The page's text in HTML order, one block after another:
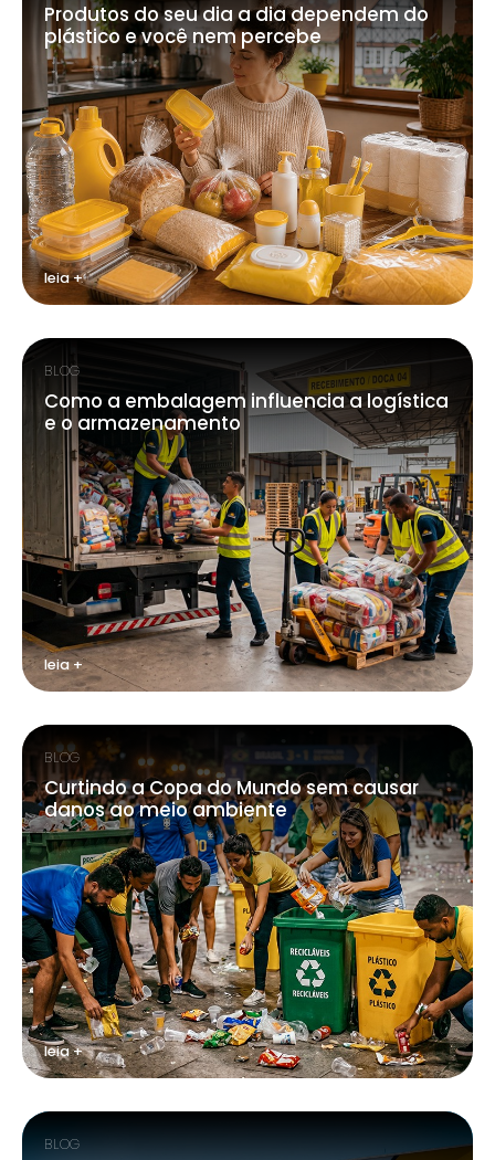
Produtos do seu dia a dia dependem do
plástico e você nem percebe
leia +
BLOG
Como a embalagem influencia a logística
e o armazenamento
leia +
BLOG
Curtindo a Copa do Mundo sem causar
danos ao meio ambiente
leia +
BLOG